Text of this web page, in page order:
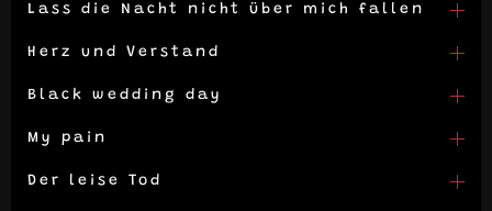
Lass die Nacht nicht über mich fallen
Herz und Verstand
Black wedding day
My pain
Der leise Tod